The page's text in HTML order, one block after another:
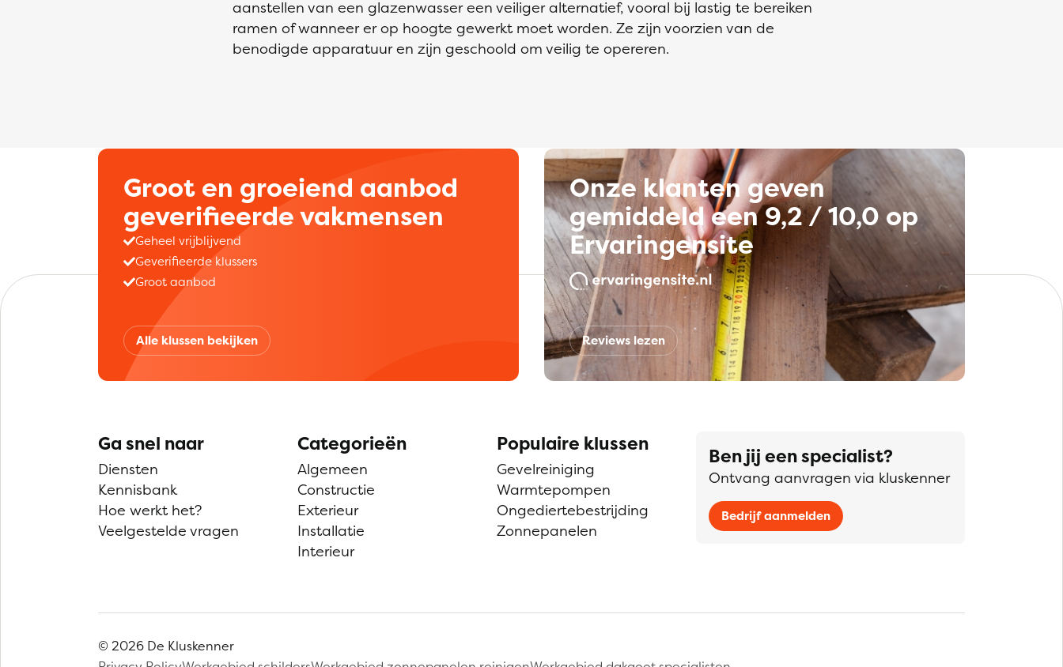
aanstellen van een glazenwasser een veiliger alternatief, vooral bij lastig te bereiken
ramen of wanneer er op hoogte gewerkt moet worden. Ze zijn voorzien van de
benodigde apparatuur en zijn geschoold om veilig te opereren.
Groot en groeiend aanbod
geverifieerde vakmensen
Geheel vrijblijvend
Geverifieerde klussers
Groot aanbod
Alle klussen bekijken
Onze klanten geven
gemiddeld een 9,2 / 10,0 op
Ervaringensite
Reviews lezen
Ga snel naar
Diensten
Kennisbank
Hoe werkt het?
Veelgestelde vragen
Categorieën
Algemeen
Constructie
Exterieur
Installatie
Interieur
Populaire klussen
Gevelreiniging
Warmtepompen
Ongediertebestrijding
Zonnepanelen
Ben jij een specialist?
Ontvang aanvragen via kluskenner
Bedrijf aanmelden
© 2026 De Kluskenner